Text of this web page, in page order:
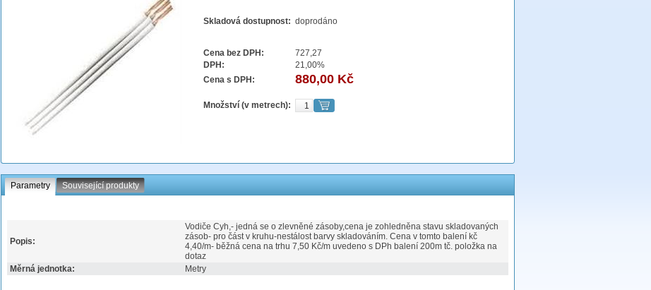
Skladová dostupnost: doprodáno
Cena bez DPH:
727,27
DPH:
21,00%
Cena s DPH:
880,00 Kč
Množství (v metrech):
Parametry Související produkty
Popis:
Vodiče Cyh,- jedná se o zlevněné zásoby,cena je zohledněna stavu skladovaných
zásob- pro část v kruhu-nestálost barvy skladováním. Cena v tomto balení kč
4,40/m- běžná cena na trhu 7,50 Kč/m uvedeno s DPh balení 200m tč. položka na
dotaz
Měrná jednotka:
Metry